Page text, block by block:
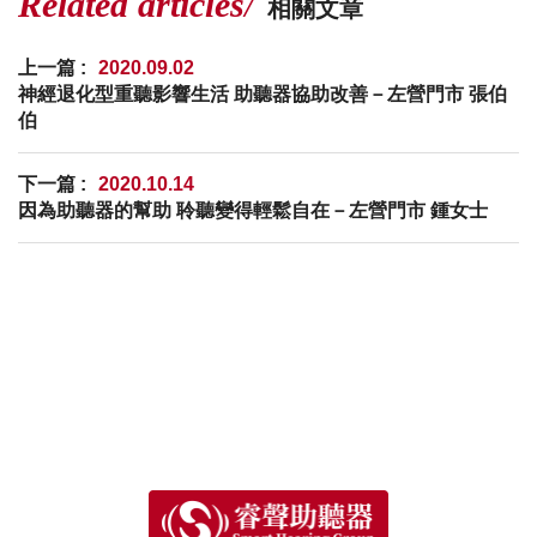
相關文章
上一篇 :
2020.09.02
神經退化型重聽影響生活 助聽器協助改善－左營門市 張伯
伯
下一篇 :
2020.10.14
因為助聽器的幫助 聆聽變得輕鬆自在－左營門市 鍾女士